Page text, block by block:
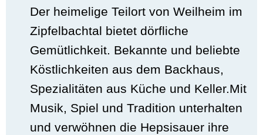
Der heimelige Teilort von Weilheim im
Zipfelbachtal bietet dörfliche
Gemütlichkeit. Bekannte und beliebte
Köstlichkeiten aus dem Backhaus,
Spezialitäten aus Küche und Keller.Mit
Musik, Spiel und Tradition unterhalten
und verwöhnen die Hepsisauer ihre